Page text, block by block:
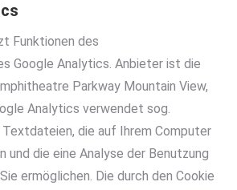
Funktionen des
Google Analytics. Anbieter ist die
Parkway Mountain View,
Analytics verwendet sog.
Textdateien, die auf Ihrem Computer
und die eine Analyse der Benutzung
ermöglichen. Die durch den Cookie